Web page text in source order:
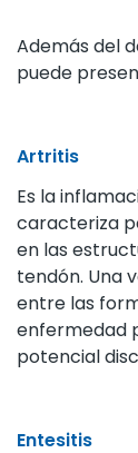
Además del
puede
Artritis
Es la
caracteriza
en las
tendón. Una
entre las
enfermedad
potencial
Entesitis